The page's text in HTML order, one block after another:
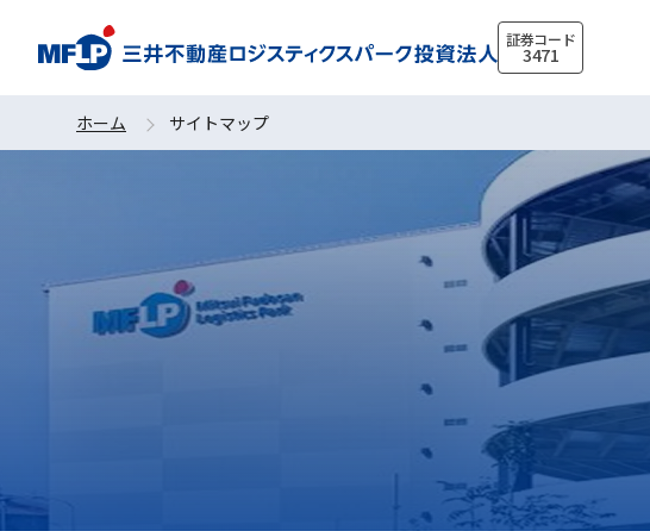
証券コード
3471
ホーム サイトマップ